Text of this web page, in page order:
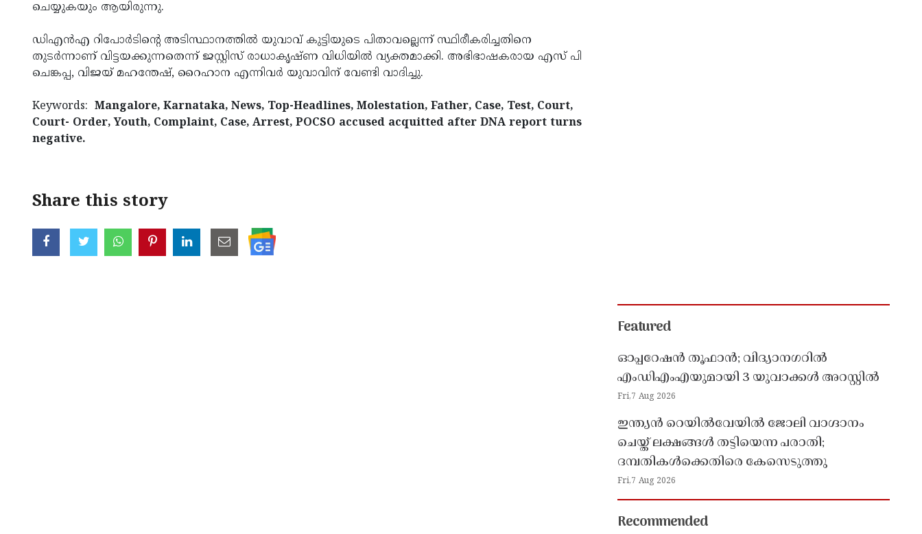
ചെയ്യുകയും ആയിരുന്നു.
ഡിഎൻഎ റിപോർടിന്റെ അടിസ്ഥാനത്തിൽ യുവാവ് കുട്ടിയുടെ പിതാവല്ലെന്ന് സ്ഥിരീകരിച്ചതിനെ
തുടർന്നാണ് വിട്ടയക്കുന്നതെന്ന് ജസ്റ്റിസ് രാധാകൃഷ്ണ വിധിയിൽ വ്യക്തമാക്കി. അഭിഭാഷകരായ എസ് പി
ചെങ്കപ്പ, വിജയ് മഹന്തേഷ്, റൈഹാന എന്നിവർ യുവാവിന് വേണ്ടി വാദിച്ചു.
Keywords: Mangalore, Karnataka, News, Top-Headlines, Molestation, Father, Case, Test, Court,
Court- Order, Youth, Complaint, Case, Arrest, POCSO accused acquitted after DNA report turns
negative.
Share this story
Featured
ഓപ്പറേഷൻ തൂഫാൻ; വിദ്യാനഗറിൽ
എംഡിഎംഎയുമായി 3 യുവാക്കൾ അറസ്റ്റിൽ
Fri,7 Aug 2026
ഇന്ത്യൻ റെയിൽവേയിൽ ജോലി വാഗ്ദാനം
ചെയ്ത് ലക്ഷങ്ങൾ തട്ടിയെന്ന പരാതി;
ദമ്പതികൾക്കെതിരെ കേസെടുത്തു
Fri,7 Aug 2026
Recommended